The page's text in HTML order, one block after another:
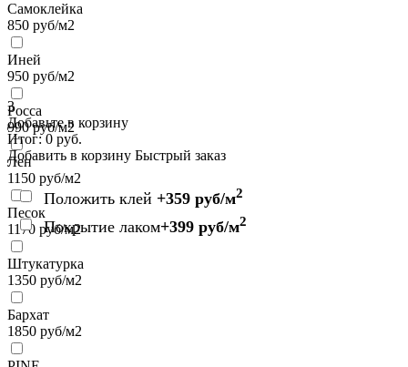
Самоклейка
850 руб/м2
Иней
950 руб/м2
Росса
990руб/м2
Лен
1150 руб/м2
Песок
1170 руб/м2
Штукатурка
1350 руб/м2
Бархат
1850 руб/м2
3
Добавьте в корзину
Итог:0 руб.
Добавить в корзину Быстрый заказ
Положить клей +359 руб/м2
Покрытие лаком+399 руб/м2